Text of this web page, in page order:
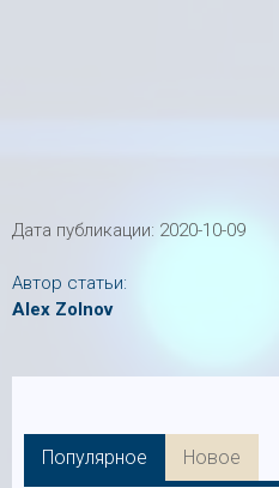
Дата публикации: 2020-10-09
Автор статьи:
Alex Zolnov
Популярное Новое